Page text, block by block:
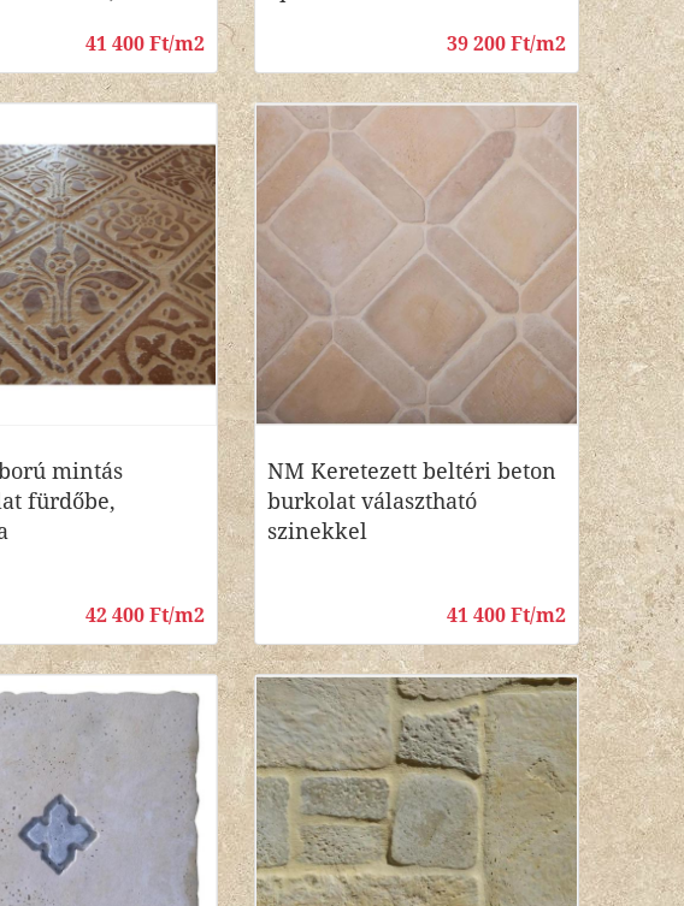
41 400 Ft/m2 39 200 Ft/m2
mintás
fürdőbe,
42 400 Ft/m2
NM Keretezett beltéri beton
burkolat választható
szinekkel
41 400 Ft/m2